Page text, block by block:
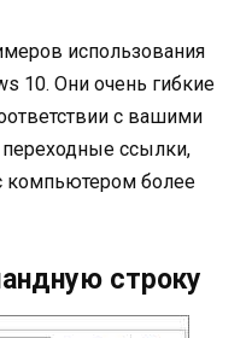
использования
10. Они очень гибкие
с вашими
переходные ссылки,
компьютером более
строку